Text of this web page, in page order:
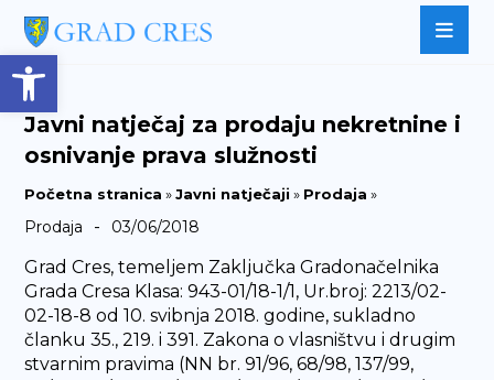
Open toolbar
Javni natječaj za prodaju nekretnine i
osnivanje prava služnosti
Početna stranica »Javni natječaji » Prodaja »
Prodaja - 03/06/2018
Grad Cres, temeljem Zaključka Gradonačelnika
Grada Cresa Klasa: 943-01/18-1/1, Ur.broj: 2213/02-
02-18-8 od 10. svibnja 2018. godine, sukladno
članku 35., 219. i 391. Zakona o vlasništvu i drugim
stvarnim pravima (NN br. 91/96, 68/98, 137/99,